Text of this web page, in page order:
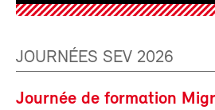
JOURNÉES SEV 2026
Journée de formation